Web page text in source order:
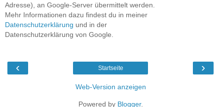
Adresse), an Google-Server übermittelt werden.
Mehr Informationen dazu findest du in meiner
Datenschutzerklärung und in der
Datenschutzerklärung von Google.
‹ ›
Startseite
Web-Version anzeigen
Powered by Blogger.